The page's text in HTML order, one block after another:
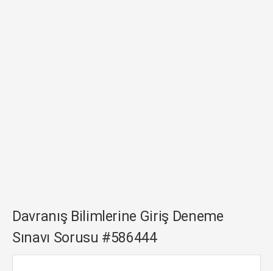
Davranış Bilimlerine Giriş Deneme
Sınavı Sorusu #586444